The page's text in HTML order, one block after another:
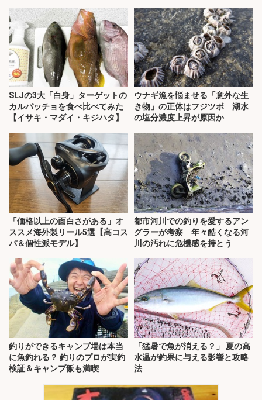
SLJの3大「白身」ターゲットの
カルパッチョを食べ比べてみた
【イサキ・マダイ・キジハタ】
ウナギ漁を悩ませる「意外な生
き物」の正体はフジツボ 湖水
の塩分濃度上昇が原因か
「価格以上の面白さがある」オ
ススメ海外製リール5選【高コス
パ＆個性派モデル】
都市河川での釣りを愛するアン
グラーが考察 年々酷くなる河
川の汚れに危機感を持とう
釣りができるキャンプ場は本当
に魚釣れる？ 釣りのプロが実釣
検証＆キャンプ飯も満喫
「猛暑で魚が消える？」 夏の高
水温が釣果に与える影響と攻略
法